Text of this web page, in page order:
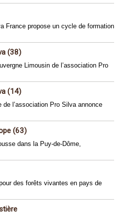
France propose un cycle de formation
(38)
Limousin de l’association Pro
(14)
de l’association Pro Silva annonce
(63)
dans la Puy-de-Dôme,
des forêts vivantes en pays de